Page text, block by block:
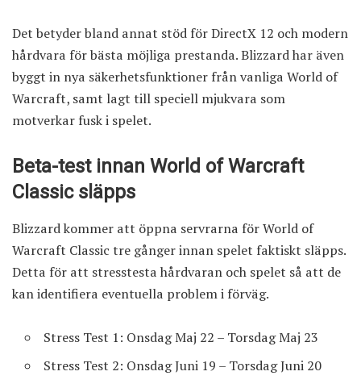
Det betyder bland annat stöd för DirectX 12 och modern
hårdvara för bästa möjliga prestanda. Blizzard har även
byggt in nya säkerhetsfunktioner från vanliga World of
Warcraft, samt lagt till speciell mjukvara som
motverkar fusk i spelet.
Beta-test innan World of Warcraft
Classic släpps
Blizzard kommer att öppna servrarna för World of
Warcraft Classic tre gånger innan spelet faktiskt släpps.
Detta för att stresstesta hårdvaran och spelet så att de
kan identifiera eventuella problem i förväg.
Stress Test 1: Onsdag Maj 22 – Torsdag Maj 23
Stress Test 2: Onsdag Juni 19 – Torsdag Juni 20